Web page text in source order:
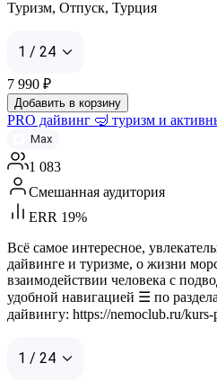
Туризм, Отпуск, Турция
1 / 24
7 990 ₽
Добавить в корзину
PRO дайвинг 🤿 туризм и
Max
1 083
Смешанная аудитория
ERR 19%
Всё самое интересное,
дайвинге и туризме, о жизни
взаимодействии человека с
удобной навигацией ☰ по
дайвингу: https://nemoclub.ru/
1 / 24